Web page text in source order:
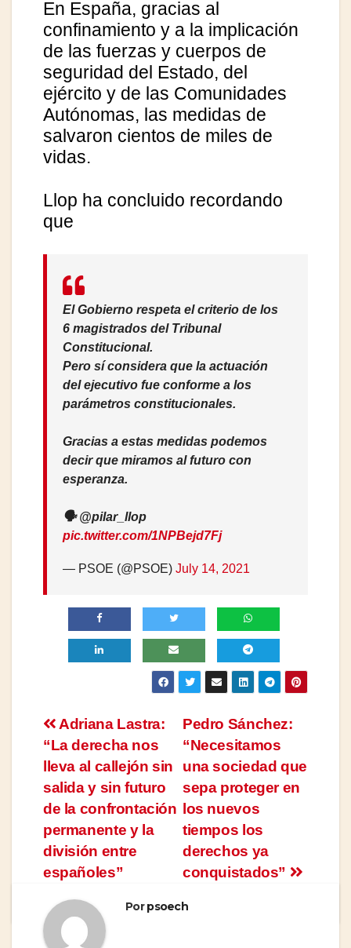
En España, gracias al
confinamiento y a la implicación
de las fuerzas y cuerpos de
seguridad del Estado, del
ejército y de las Comunidades
Autónomas, las medidas de
salvaron cientos de miles de
vidas.
Llop ha concluido recordando
que
El Gobierno respeta el criterio de los
6 magistrados del Tribunal
Constitucional.
Pero sí considera que la actuación
del ejecutivo fue conforme a los
parámetros constitucionales.
Gracias a estas medidas podemos
decir que miramos al futuro con
esperanza.
🗣️ @pilar_llop
pic.twitter.com/1NPBejd7Fj
— PSOE (@PSOE) July 14, 2021
Navegación
de
entradas
Pedro Sánchez:
“Necesitamos
una sociedad que
sepa proteger en
los nuevos
tiempos los
derechos ya
conquistados”
Adriana Lastra:
“La derecha nos
lleva al callejón sin
salida y sin futuro
de la confrontación
permanente y la
división entre
españoles”
Porpsoech